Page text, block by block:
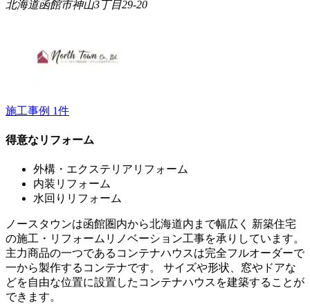
北海道函館市神山3丁目29-20
施工事例 1件
得意なリフォーム
外構・エクステリアリフォーム
内装リフォーム
水回りリフォーム
ノースタウンは函館圏内から北海道内まで幅広く 新築住宅
の施工・リフォームリノベーション工事を承りしています。
主力商品の一つであるコンテナハウスは完全フルオーダーで
一から製作するコンテナです。 サイズや形状、窓やドアな
どを自由な位置に設置したコンテナハウスを建築することが
できます。